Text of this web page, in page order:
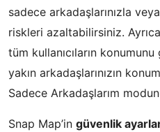
sadece arkadaşlarınızla
riskleri azaltabilirsiniz.
tüm kullanıcıların
yakın arkadaşlarınızın
Sadece Arkadaşlarım
Snap Map’in güvenlik